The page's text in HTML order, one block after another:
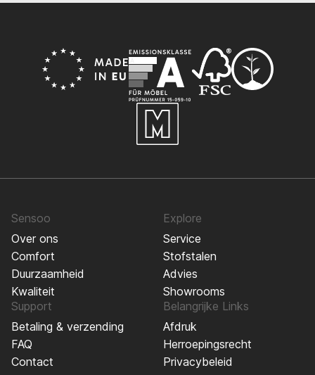
Sensoo
Over ons
Comfort
Duurzaamheid
Kwaliteit
Explore
Service
Stofstalen
Advies
Showrooms
Support
Betaling & verzending
FAQ
Contact
Belangrijke Links
Afdruk
Herroepingsrecht
Privacybeleid